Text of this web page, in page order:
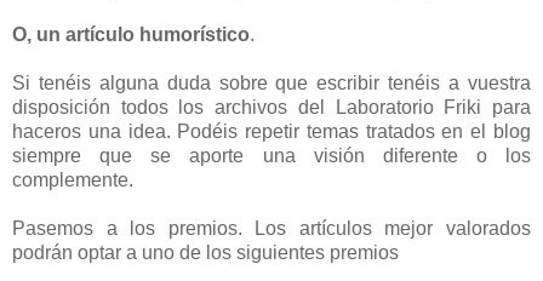
O, un artículo humorístico.
Si tenéis alguna duda sobre que escribir tenéis a vuestra
disposición todos los archivos del Laboratorio Friki para
haceros una idea. Podéis repetir temas tratados en el blog
siempre que se aporte una visión diferente o los
complemente.
Pasemos a los premios. Los artículos mejor valorados
podrán optar a uno de los siguientes premios